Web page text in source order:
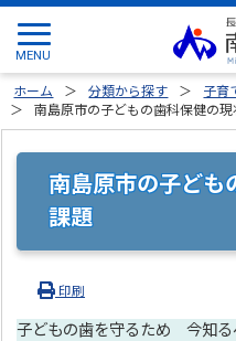
ホーム 分類から探す
子育
南島原市の子どもの歯科保健の
南島原市の子ども
課題
印刷
子どもの歯を守るため 今知る